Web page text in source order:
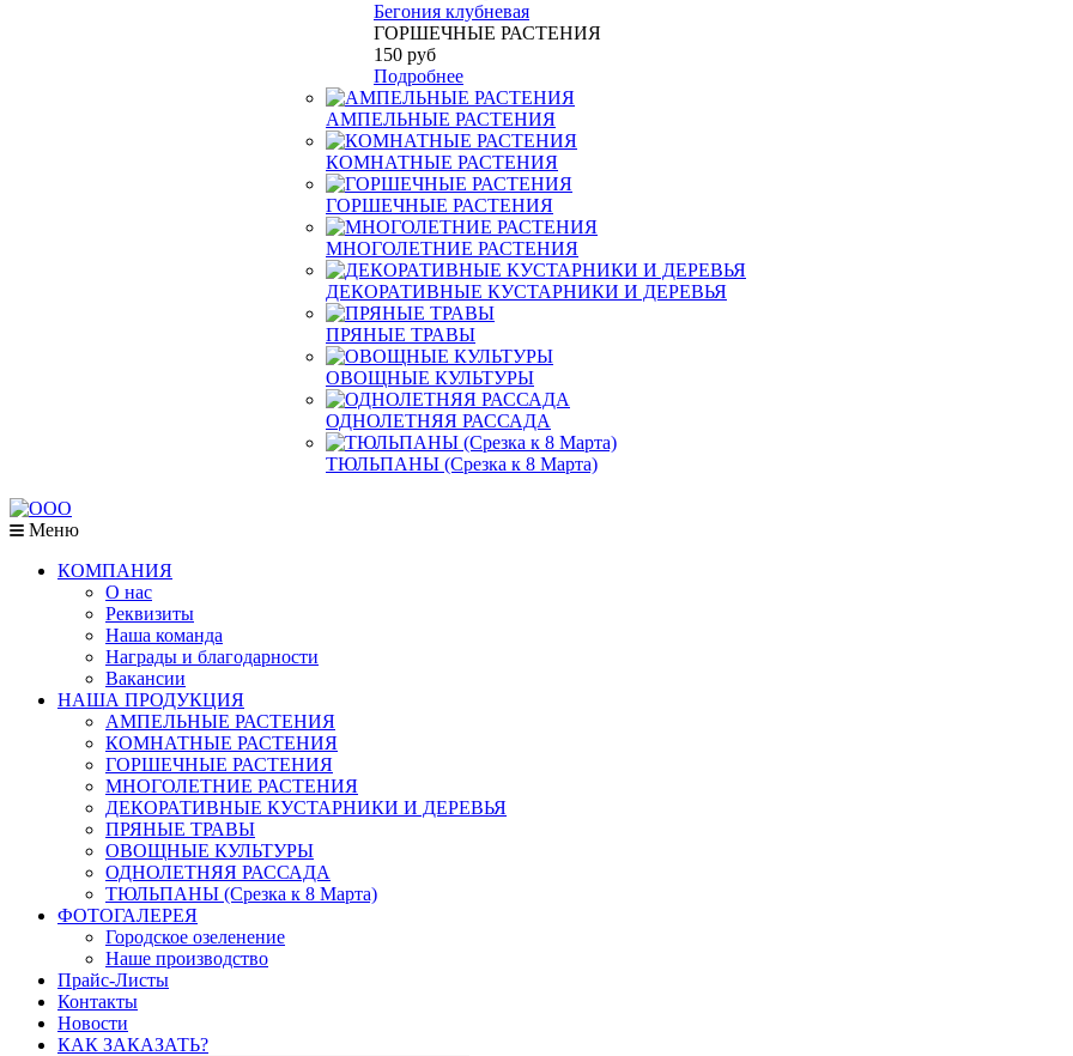
Бегония клубневая
ГОРШЕЧНЫЕ РАСТЕНИЯ
150 руб
Подробнее
АМПЕЛЬНЫЕ РАСТЕНИЯ
КОМНАТНЫЕ РАСТЕНИЯ
ГОРШЕЧНЫЕ РАСТЕНИЯ
МНОГОЛЕТНИЕ РАСТЕНИЯ
ДЕКОРАТИВНЫЕ КУСТАРНИКИ И ДЕРЕВЬЯ
ПРЯНЫЕ ТРАВЫ
ОВОЩНЫЕ КУЛЬТУРЫ
ОДНОЛЕТНЯЯ РАССАДА
ТЮЛЬПАНЫ (Срезка к 8 Марта)
Меню
КОМПАНИЯ
О нас
Реквизиты
Наша команда
Награды и благодарности
Вакансии
НАША ПРОДУКЦИЯ
АМПЕЛЬНЫЕ РАСТЕНИЯ
КОМНАТНЫЕ РАСТЕНИЯ
ГОРШЕЧНЫЕ РАСТЕНИЯ
МНОГОЛЕТНИЕ РАСТЕНИЯ
ДЕКОРАТИВНЫЕ КУСТАРНИКИ И ДЕРЕВЬЯ
ПРЯНЫЕ ТРАВЫ
ОВОЩНЫЕ КУЛЬТУРЫ
ОДНОЛЕТНЯЯ РАССАДА
ТЮЛЬПАНЫ (Срезка к 8 Марта)
ФОТОГАЛЕРЕЯ
Городское озеленение
Наше производство
Прайс-Листы
Контакты
Новости
КАК ЗАКАЗАТЬ?